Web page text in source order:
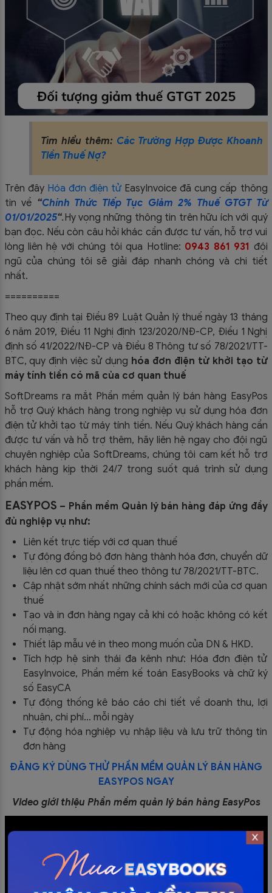
Tìm hiểu thêm: Các Trường Hợp Được Khoanh
Tiền Thuế Nợ?
Trên đây Hóa đơn điện tử EasyInvoice đã cung cấp thông
tin về “Chính Thức Tiếp Tục Giảm 2% Thuế GTGT Từ
01/01/2025“.Hy vọng những thông tin trên hữu ích với quý
bạn đọc. Nếu còn câu hỏi khác cần được tư vấn, hỗ trợ vui
lòng liên hệ với chúng tôi qua Hotline: 0943 861 931 đội
ngũ của chúng tôi sẽ giải đáp nhanh chóng và chi tiết
nhất.
==========
Theo quy định tại Điều 89 Luật Quản lý thuế ngày 13 tháng
6 năm 2019, Điều 11 Nghị định 123/2020/NĐ-CP, Điều 1 Nghị
định số 41/2022/NĐ-CP và Điều 8 Thông tư số 78/2021/TT-
BTC, quy định việc sử dụng hóa đơn điện tử khởi tạo từ
máy tính tiền có mã của cơ quan thuế
SoftDreams ra mắt Phần mềm quản lý bán hàng EasyPos
hỗ trợ Quý khách hàng trong nghiệp vụ sử dụnghóa đơn
điện tử khởi tạo từ máy tính tiền. Nếu Quý khách hàng cần
được tư vấn và hỗ trợ thêm, hãy liên hệ ngay cho đội ngũ
chuyên nghiệp của SoftDreams, chúng tôi cam kết hỗ trợ
khách hàng kịp thời 24/7 trong suốt quá trình sử dụng
phần mềm.
EASYPOS – Phần mềm Quản lý bán hàng đáp ứng đầy
đủ nghiệp vụ như:
Liên kết trực tiếp với cơ quan thuế
Tự động đồng bộ đơn hàng thành hóa đơn, chuyển dữ
liệu lên cơ quan thuế theo thông tư 78/2021/TT-BTC.
Cập nhật sớm nhất những chính sách mới của cơ quan
thuế
Tạo và in đơn hàng ngay cả khi có hoặc không có kết
nối mạng.
Thiết lập mẫu vé in theo mong muốn của DN & HKD.
Tích hợp hệ sinh thái đa kênh như: Hóa đơn điện tử
EasyInvoice, Phần mềm kế toán EasyBooks và chữ ký
số EasyCA
Tự động thống kê báo cáo chi tiết về doanh thu, lợi
nhuận, chi phí… mỗi ngày
Tự động hóa nghiệp vụ nhập liệu và lưu trữ thông tin
đơn hàng
ĐĂNG KÝ DÙNG THỬ PHẦN MỀM QUẢN LÝ BÁN HÀNG
EASYPOS NGAY
Video giới thiệu Phần mềm quản lý bán hàng EasyPos